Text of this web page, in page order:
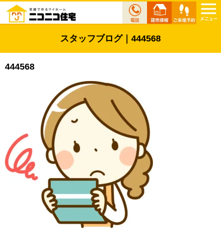
スタッフブログ｜444568
444568